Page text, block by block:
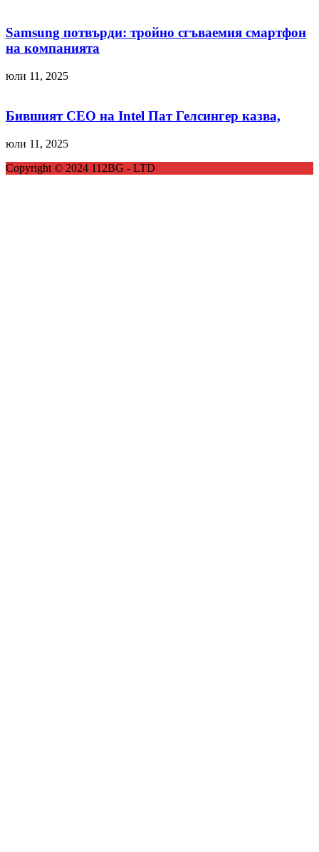
Samsung потвърди: тройно сгъваемия смартфон
на компанията
юли 11, 2025
Бившият CEO на Intel Пат Гелсингер казва,
юли 11, 2025
Copyright © 2024 112BG - LTD